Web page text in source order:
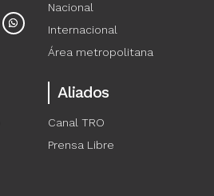
Nacional
Internacional
Área metropolitana
Aliados
Canal TRO
Prensa Libre